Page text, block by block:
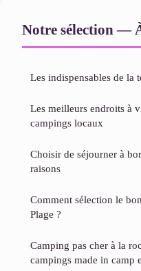
Notre sélection —
Les indispensables de la
Les meilleurs endroits à
campings locaux
Choisir de séjourner à
raisons
Comment sélection le
Plage​ ?
Camping pas cher à la
campings made in camp